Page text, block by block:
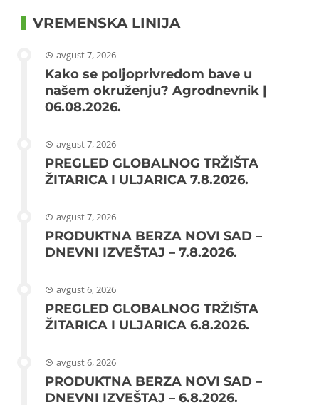
VREMENSKA LINIJA
avgust 7, 2026
Kako se poljoprivredom bave u
našem okruženju? Agrodnevnik |
06.08.2026.
avgust 7, 2026
PREGLED GLOBALNOG TRŽIŠTA
ŽITARICA I ULJARICA 7.8.2026.
avgust 7, 2026
PRODUKTNA BERZA NOVI SAD –
DNEVNI IZVEŠTAJ – 7.8.2026.
avgust 6, 2026
PREGLED GLOBALNOG TRŽIŠTA
ŽITARICA I ULJARICA 6.8.2026.
avgust 6, 2026
PRODUKTNA BERZA NOVI SAD –
DNEVNI IZVEŠTAJ – 6.8.2026.